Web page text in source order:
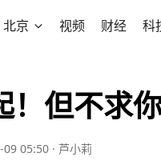
北京 视频 财经 科
！但不求
09 05:50 · 芦小莉